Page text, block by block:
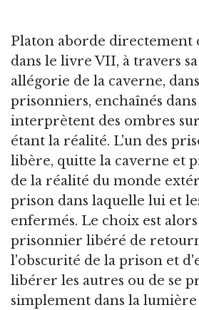
Platon aborde directement
dans le livre VII, à travers
allégorie de la caverne,
prisonniers, enchaînés
interprètent des ombres
étant la réalité. L'un des
libère, quitte la caverne et
de la réalité du monde
prison dans laquelle lui et
enfermés. Le choix est
prisonnier libéré de
l'obscurité de la prison et
libérer les autres ou de se
simplement dans la